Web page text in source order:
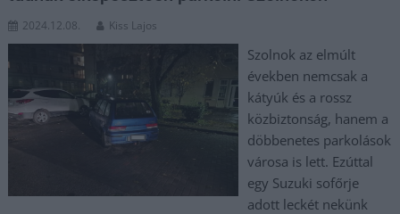
2024.12.08. Kiss Lajos
Szolnok az elmúlt
években nemcsak a
kátyúk és a rossz
közbiztonság, hanem a
döbbenetes parkolások
városa is lett. Ezúttal
egy Suzuki sofőrje
adott leckét nekünk